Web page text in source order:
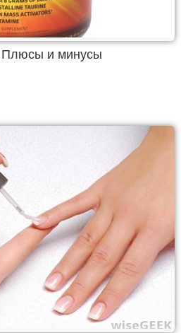
Плюсы и минусы